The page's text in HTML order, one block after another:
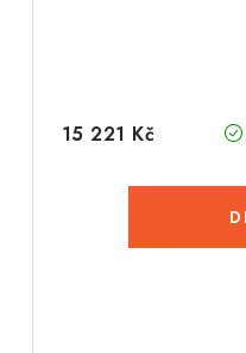
15 221 Kč